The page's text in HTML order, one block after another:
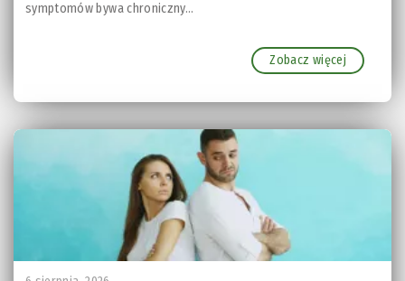
symptomów bywa chroniczny...
Zobacz więcej